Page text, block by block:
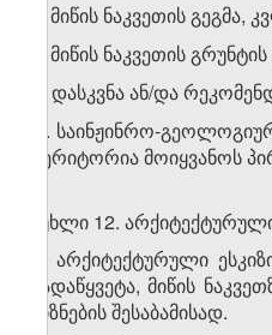
ა) მიწის ნაკვეთის
ბ) მიწის ნაკვეთის
გ) დასკვნა ან/და
2. საინჟინრო-
ტერიტორია მოიყვანოს
მუხლი 12.
1. არქიტექტურული
გადაწყვეტა, მიწის
მიზნების შესაბამისად.